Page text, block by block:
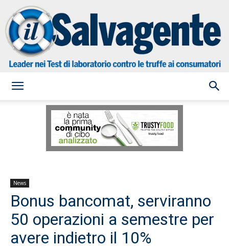
Salvagente
News
Bonus bancomat, serviranno
50 operazioni a semestre per
avere indietro il 10%